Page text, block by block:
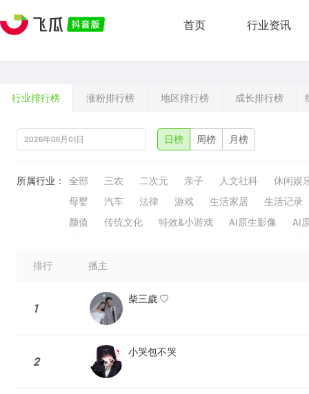
首页 行业资讯
行业排行榜 涨粉排行榜 地区排行榜 成长排行榜
日榜 周榜 月榜
所属行业： 全部 三农 二次元 亲子 人文社科
休闲娱
母婴
汽车 法律 游戏 生活家居
生活记录
颜值
传统文化 特效&小游戏 AI原生影像 AI
排行 播主
1
柴三歲 ♡
2
小哭包不哭